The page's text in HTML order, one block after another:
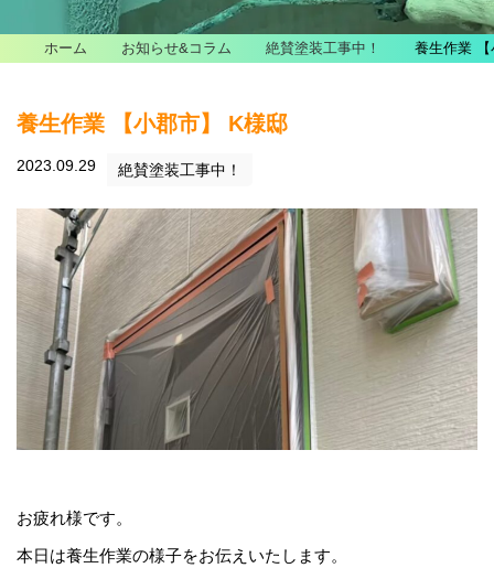
ホーム お知らせ&コラム 絶賛塗装工事中！ 養生作業
養生作業 【小郡市】 K様邸
2023.09.29 絶賛塗装工事中！
お疲れ様です。
本日は養生作業の様子をお伝えいたします。